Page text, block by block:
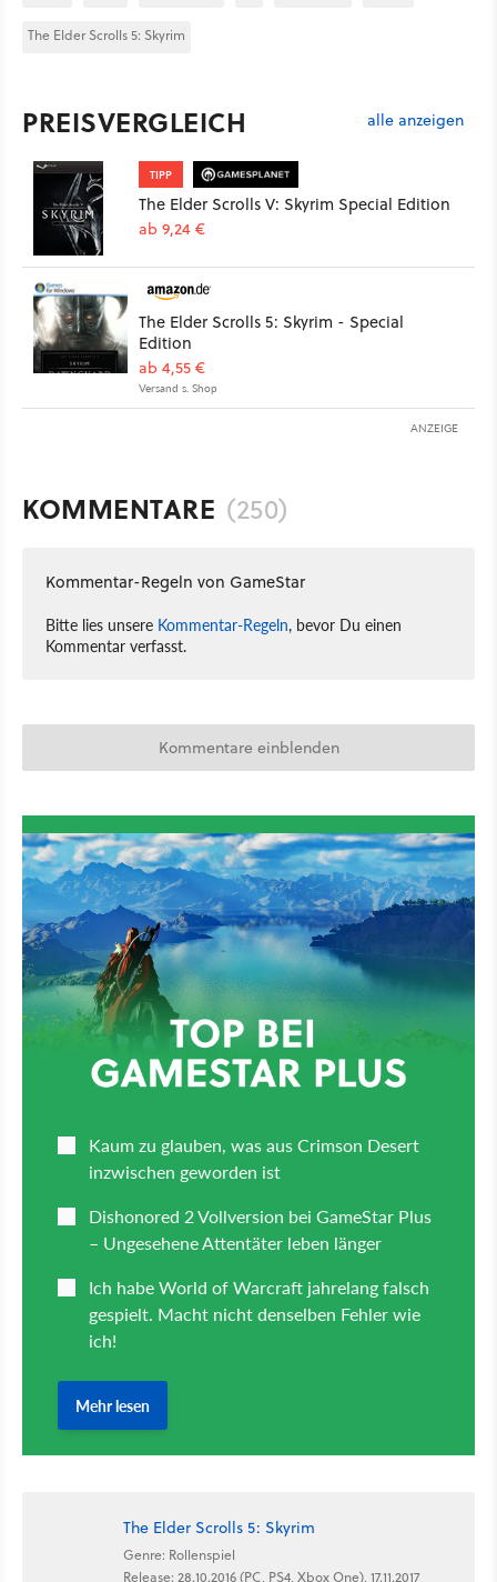
The Elder Scrolls 5: Skyrim
PREISVERGLEICH alle anzeigen
TIPP
The Elder Scrolls V: Skyrim Special Edition
ab 9,24 €
The Elder Scrolls 5: Skyrim - Special
Edition
ab 4,55 €
Versand s. Shop
ANZEIGE
KOMMENTARE (250)
Kommentar-Regeln von GameStar
Bitte lies unsere Kommentar-Regeln, bevor Du einen
Kommentar verfasst.
Kommentare einblenden
The Elder Scrolls 5: Skyrim
Genre: Rollenspiel
Release: 28.10.2016 (PC, PS4, Xbox One), 17.11.2017